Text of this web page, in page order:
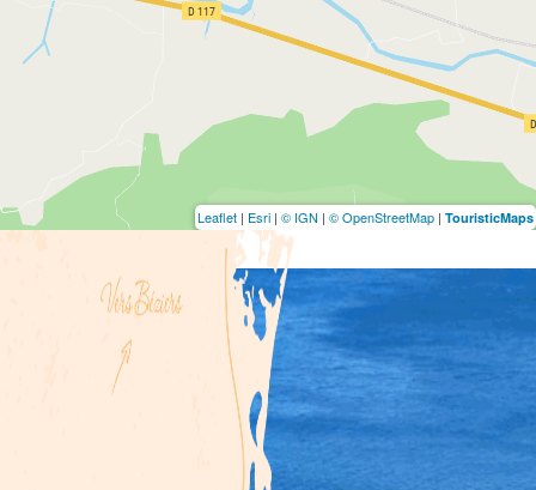
Leaflet | Esri | © IGN | © OpenStreetMap | TouristicMaps